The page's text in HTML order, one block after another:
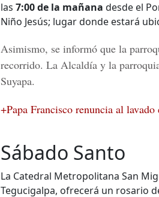
las 7:00 de la mañana desde el
Niño Jesús; lugar donde estará
Asimismo, se informó que la
recorrido. La Alcaldía y la
Suyapa.
+Papa Francisco renuncia al lavado
Sábado Santo
La Catedral Metropolitana San
Tegucigalpa, ofrecerá un rosario